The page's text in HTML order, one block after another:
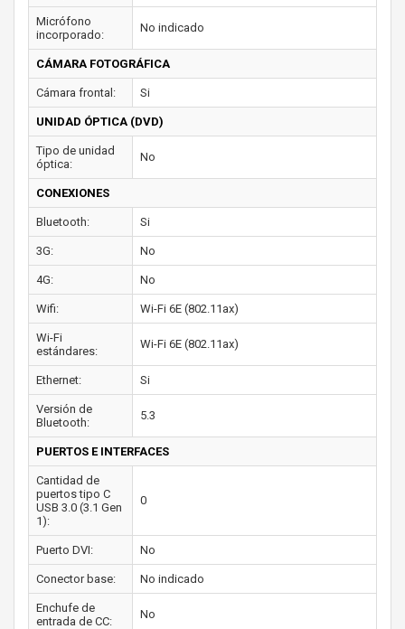
Micrófono
incorporado:
No indicado
CÁMARA FOTOGRÁFICA
Cámara frontal: Si
UNIDAD ÓPTICA (DVD)
Tipo de unidad
óptica:
No
CONEXIONES
Bluetooth: Si
3G: No
4G: No
Wifi: Wi-Fi 6E (802.11ax)
Wi-Fi
estándares:
Wi-Fi 6E (802.11ax)
Ethernet: Si
Versión de
Bluetooth:
5.3
PUERTOS E INTERFACES
Cantidad de
puertos tipo C
USB 3.0 (3.1 Gen
1):
0
Puerto DVI: No
Conector base: No indicado
Enchufe de
entrada de CC:
No